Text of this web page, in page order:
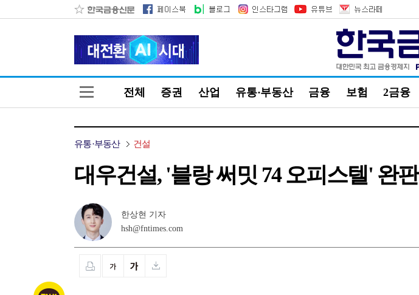
전체 증권 산업 유통·부동산 금융 보험 2금융
유통·부동산 건설
대우건설, '블랑 써밋 74 오피스텔' 완판
한상현 기자
hsh@fntimes.com